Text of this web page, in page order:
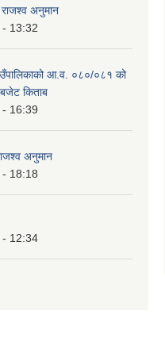
अनुमान
13:32
आ.व. ०८०/०८१ को
बजेट किताब
16:39
अनुमान
18:18
12:34